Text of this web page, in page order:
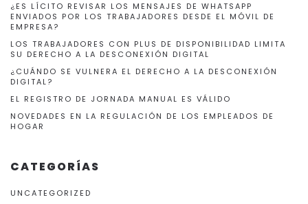
¿ES LÍCITO REVISAR LOS MENSAJES DE WHATSAPP
ENVIADOS POR LOS TRABAJADORES DESDE EL MÓVIL DE
EMPRESA?
LOS TRABAJADORES CON PLUS DE DISPONIBILIDAD LIMITA
SU DERECHO A LA DESCONEXIÓN DIGITAL
¿CUÁNDO SE VULNERA EL DERECHO A LA DESCONEXIÓN
DIGITAL?
EL REGISTRO DE JORNADA MANUAL ES VÁLIDO
NOVEDADES EN LA REGULACIÓN DE LOS EMPLEADOS DE
HOGAR
CATEGORÍAS
UNCATEGORIZED